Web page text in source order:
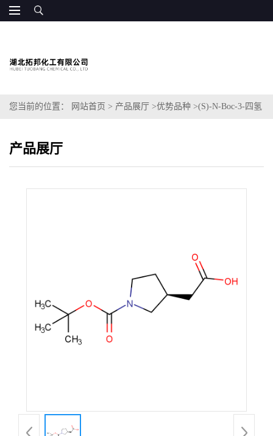
您当前的位置： 网站首页 > 产品展厅 >优势品种 >(S)-N-Boc-3-四氢
产品展厅